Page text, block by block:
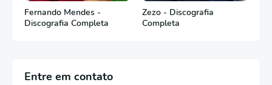
Fernando Mendes -
Discografia Completa
Zezo - Discografia
Completa
Entre em contato